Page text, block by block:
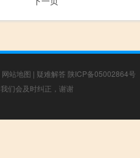
网站地图 | 疑难解答 陕ICP备05002864号
们会及时纠正，谢谢